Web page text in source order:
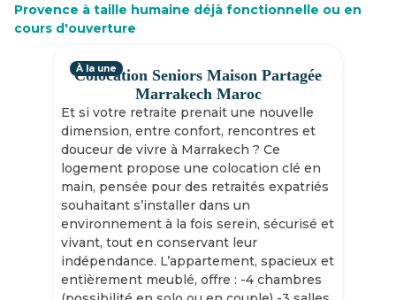
Provence à taille humaine déjà fonctionnelle ou en
cours d'ouverture
Colocation Seniors Maison Partagée
Marrakech Maroc
Et si votre retraite prenait une nouvelle
dimension, entre confort, rencontres et
douceur de vivre à Marrakech ? Ce
logement propose une colocation clé en
main, pensée pour des retraités expatriés
souhaitant s’installer dans un
environnement à la fois serein, sécurisé et
vivant, tout en conservant leur
indépendance. L’appartement, spacieux et
entièrement meublé, offre : -4 chambres
À la une